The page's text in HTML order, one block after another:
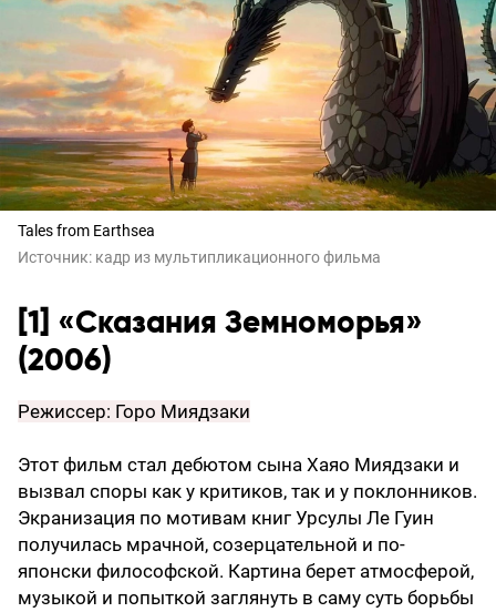
Tales from Earthsea
Источник: кадр из мультипликационного фильма
[1] «Сказания Земноморья»
(2006)
Режиссер: Горо Миядзаки
Этот фильм стал дебютом сына Хаяо Миядзаки и
вызвал споры как у критиков, так и у поклонников.
Экранизация по мотивам книг Урсулы Ле Гуин
получилась мрачной, созерцательной и по-
японски философской. Картина берет атмосферой,
музыкой и попыткой заглянуть в саму суть борьбы